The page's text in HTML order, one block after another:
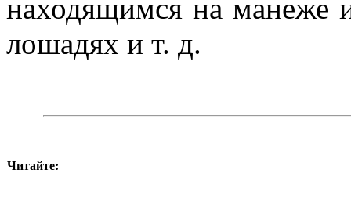
находящимся на манеже
лошадях и т. д.
Читайте: